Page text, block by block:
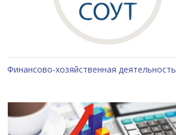
Финансово-хозяйственная деятельность